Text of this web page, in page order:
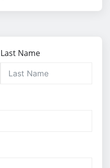
Last Name